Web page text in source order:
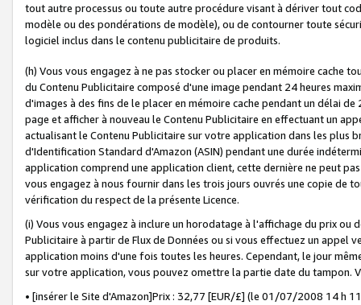
tout autre processus ou toute autre procédure visant à dériver tout
modèle ou des pondérations de modèle), ou de contourner toute
logiciel inclus dans le contenu publicitaire de produits.
(h) Vous vous engagez à ne pas stocker ou placer en mémoire cache
du Contenu Publicitaire composé d'une image pendant 24 heures
d'images à des fins de le placer en mémoire cache pendant un délai
page et afficher à nouveau le Contenu Publicitaire en effectuant un
actualisant le Contenu Publicitaire sur votre application dans les plus
d'Identification Standard d'Amazon (ASIN) pendant une durée
application comprend une application client, cette dernière ne peut
vous engagez à nous fournir dans les trois jours ouvrés une copie de
vérification du respect de la présente Licence.
(i) Vous vous engagez à inclure un horodatage à l'affichage du prix
Publicitaire à partir de Flux de Données ou si vous effectuez un appel
application moins d'une fois toutes les heures. Cependant, le jour
sur votre application, vous pouvez omettre la partie date du tampon.
• [insérer le Site d'Amazon]Prix : 32,77 [EUR/£] (le 01/07/2008 14 h